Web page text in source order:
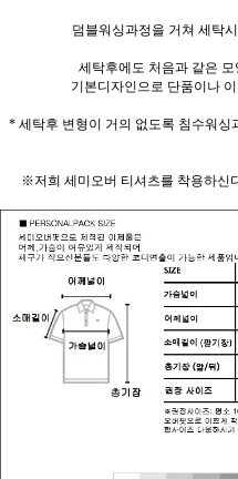
덤블워싱과정을 거쳐 세탁
세탁후에도 처음과 같은
기본디자인으로 단품이나
* 세탁후 변형이 거의 없도록 침수워싱
※저희 세미오버 티셔츠를 착용하신